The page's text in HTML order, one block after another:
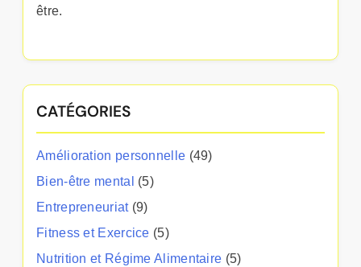
être.
CATÉGORIES
Amélioration personnelle (49)
Bien-être mental
(5)
Entrepreneuriat(9)
Fitness et Exercice (5)
Nutrition et Régime Alimentaire (5)